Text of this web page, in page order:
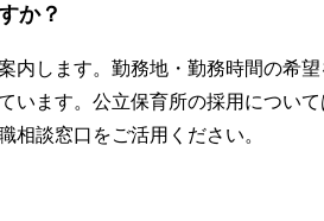
か？
内します。勤務地・勤務時間の希望
います。公立保育所の採用につい
相談窓口をご活用ください。